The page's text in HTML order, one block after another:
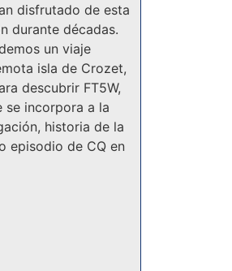
disfrutado de esta
durante décadas.
un viaje
isla de Crozet,
descubrir FT5W,
se incorpora a la
historia de la
episodio de CQ en